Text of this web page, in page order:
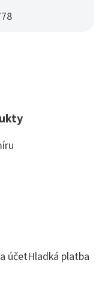
účetHladká platba